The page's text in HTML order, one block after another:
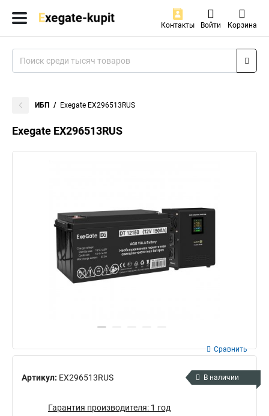
Контакты Войти Корзина
ИБП Exegate EX296513RUS
Exegate EX296513RUS
Артикул: EX296513RUS
Сравнить
В наличии
Гарантия производителя: 1 год